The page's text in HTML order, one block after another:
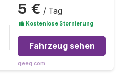
5 € / Tag
Kostenlose Stornierung
Fahrzeug sehen
qeeq.com